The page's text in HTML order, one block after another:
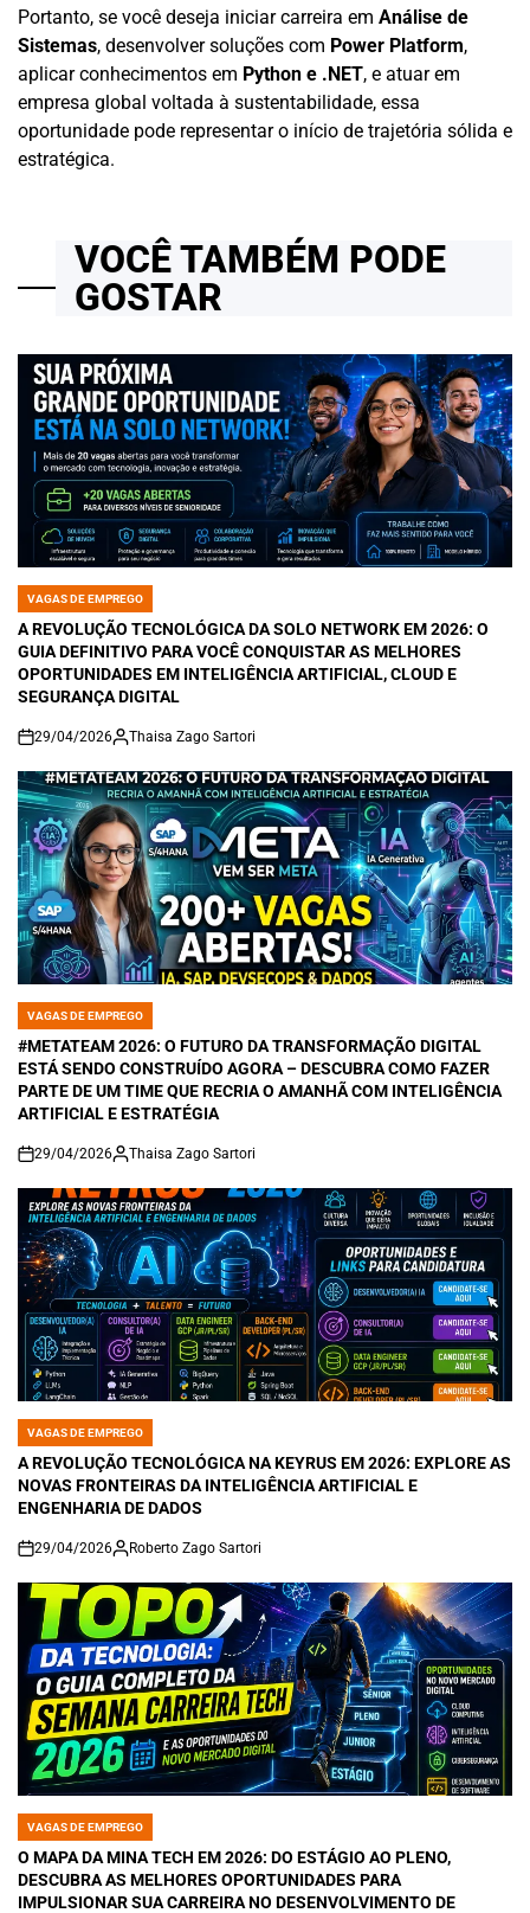
Portanto, se você deseja iniciar carreira em Análise de
Sistemas, desenvolver soluções com Power Platform,
aplicar conhecimentos em Python e .NET, e atuar em
empresa global voltada à sustentabilidade, essa
oportunidade pode representar o início de trajetória sólida e
estratégica.
VOCÊ TAMBÉM PODE
GOSTAR
POSTED
IN
VAGAS DE EMPREGO
A REVOLUÇÃO TECNOLÓGICA DA SOLO NETWORK EM 2026: O
GUIA DEFINITIVO PARA VOCÊ CONQUISTAR AS MELHORES
OPORTUNIDADES EM INTELIGÊNCIA ARTIFICIAL, CLOUD E
SEGURANÇA DIGITAL
on
29/04/2026 Thaisa Zago Sartori
POSTED
IN
VAGAS DE EMPREGO
#METATEAM 2026: O FUTURO DA TRANSFORMAÇÃO DIGITAL
ESTÁ SENDO CONSTRUÍDO AGORA – DESCUBRA COMO FAZER
PARTE DE UM TIME QUE RECRIA O AMANHÃ COM INTELIGÊNCIA
ARTIFICIAL E ESTRATÉGIA
on
29/04/2026 Thaisa Zago Sartori
POSTED
IN
VAGAS DE EMPREGO
A REVOLUÇÃO TECNOLÓGICA NA KEYRUS EM 2026: EXPLORE AS
NOVAS FRONTEIRAS DA INTELIGÊNCIA ARTIFICIAL E
ENGENHARIA DE DADOS
on
29/04/2026 Roberto Zago Sartori
POSTED
IN
VAGAS DE EMPREGO
O MAPA DA MINA TECH EM 2026: DO ESTÁGIO AO PLENO,
DESCUBRA AS MELHORES OPORTUNIDADES PARA
IMPULSIONAR SUA CARREIRA NO DESENVOLVIMENTO DE